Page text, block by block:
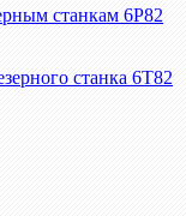
станкам 6Р82
станка 6Т82